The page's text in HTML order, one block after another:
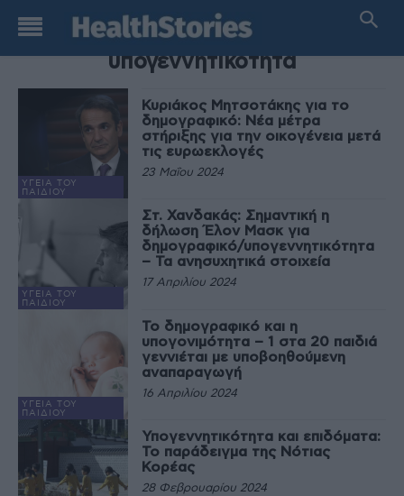
TAG
υπογεννητικότητα
ΥΓΕΊΑ ΤΟΥ
ΠΑΙΔΙΟΎ
Κυριάκος Μητσοτάκης για το
δημογραφικό: Νέα μέτρα
στήριξης για την οικογένεια μετά
τις ευρωεκλογές
23 Μαΐου 2024
ΥΓΕΊΑ ΤΟΥ
ΠΑΙΔΙΟΎ
Στ. Χανδακάς: Σημαντική η
δήλωση Έλον Μασκ για
δημογραφικό/υπογεννητικότητα
– Τα ανησυχητικά στοιχεία
17 Απριλίου 2024
ΥΓΕΊΑ ΤΟΥ
ΠΑΙΔΙΟΎ
Το δημογραφικό και η
υπογονιμότητα – 1 στα 20 παιδιά
γεννιέται με υποβοηθούμενη
αναπαραγωγή
16 Απριλίου 2024
Υπογεννητικότητα και επιδόματα:
Το παράδειγμα της Νότιας
Κορέας
28 Φεβρουαρίου 2024